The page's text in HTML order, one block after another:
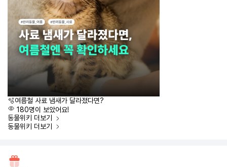
🫧여름철 사료 냄새가 달라졌다면?
180명이 보았어요!
동물위키
더보기
동물위키
더보기